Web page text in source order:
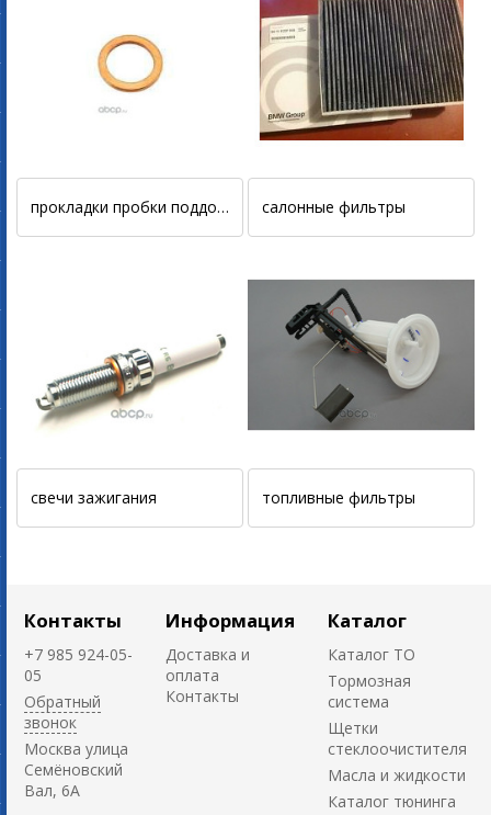
прокладки пробки поддона двигателя салонные фильтры
свечи зажигания топливные фильтры
Контакты
+7 985 924-05-
05
Обратный
звонок
Москва улица
Семёновский
Вал, 6А
Информация
Доставка и
оплата
Контакты
Каталог
Каталог ТО
Тормозная
система
Щетки
стеклоочистителя
Масла и жидкости
Каталог тюнинга